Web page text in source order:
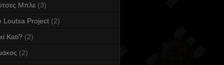
Μπλε (3)
Loutsa Project (2)
Kati? (2)
(2)